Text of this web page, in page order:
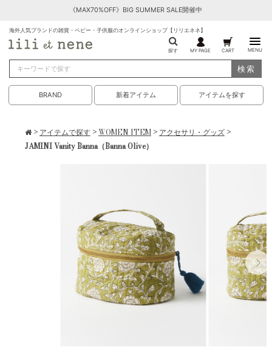
《MAX70%OFF》BIG SUMMER SALE開催中
海外人気ブランドの雑貨・ベビー・子供服のオンラインショップ【リリエネネ】
探す MY PAGE CART MENU
検索
BRAND 新着アイテム アイテムを探す
> アイテムで探す>WOMEN ITEM> アクセサリ・グッズ>
JAMINI Vanity Banna（Banna Olive）